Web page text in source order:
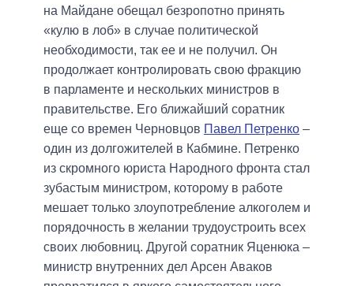
на Майдане обещал безропотно принять
«кулю в лоб» в случае политической
необходимости, так ее и не получил. Он
продолжает контролировать свою фракцию
в парламенте и нескольких министров в
правительстве. Его ближайший соратник
еще со времен Черновцов Павел Петренко –
один из долгожителей в Кабмине. Петренко
из скромного юриста Народного фронта стал
зубастым министром, которому в работе
мешает только злоупотребление алкоголем и
порядочность в желании трудоустроить всех
своих любовниц. Другой соратник Яценюка –
министр внутренних дел Арсен Аваков